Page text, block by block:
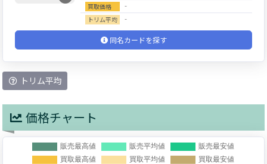
買取価格 ‐
トリム平均 ‐
同名カードを探す
トリム平均
価格チャート